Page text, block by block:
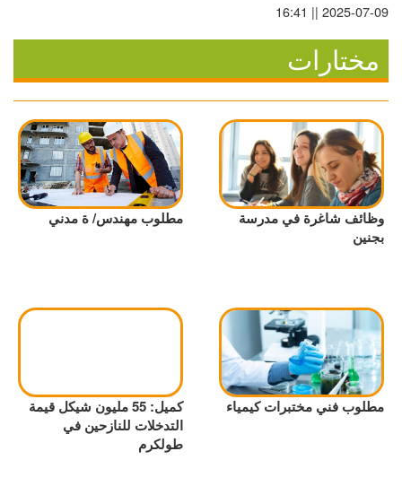
2025-07-09 || 16:41
مختارات
وظائف شاغرة في مدرسة
بجنين
مطلوب مهندس/ ة مدني
مطلوب فني مختبرات كيمياء
كميل: 55 مليون شيكل قيمة
التدخلات للنازحين في
طولكرم